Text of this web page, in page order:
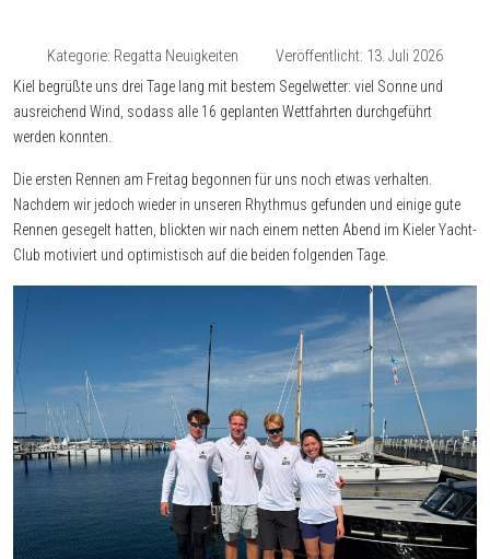
Kategorie: Regatta Neuigkeiten Veröffentlicht: 13. Juli 2026
Kiel begrüßte uns drei Tage lang mit bestem Segelwetter: viel Sonne und
ausreichend Wind, sodass alle 16 geplanten Wettfahrten durchgeführt
werden konnten.
Die ersten Rennen am Freitag begonnen für uns noch etwas verhalten.
Nachdem wir jedoch wieder in unseren Rhythmus gefunden und einige gute
Rennen gesegelt hatten, blickten wir nach einem netten Abend im Kieler Yacht-
Club motiviert und optimistisch auf die beiden folgenden Tage.